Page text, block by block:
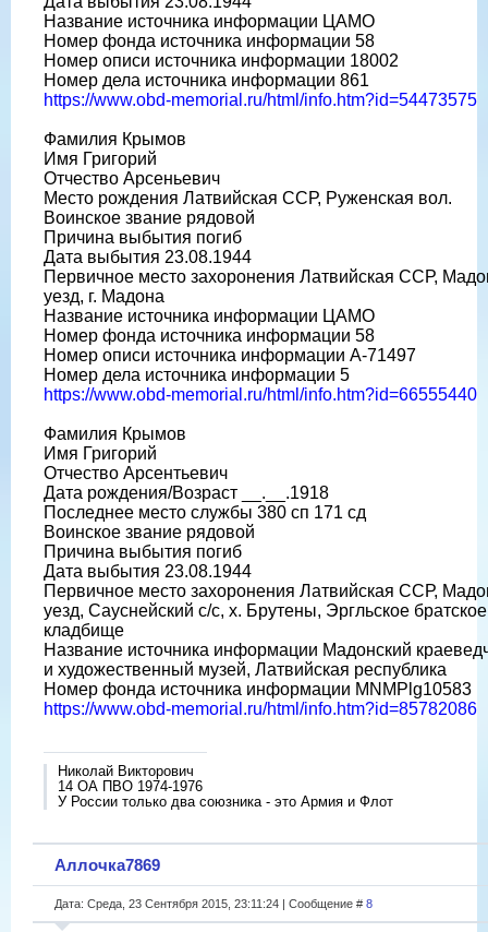
Название источника информации ЦАМО
Номер фонда источника информации 58
Номер описи источника информации 18002
Номер дела источника информации 861
https://www.obd-memorial.ru/html/info.htm?id=54473575
Фамилия Крымов
Имя Григорий
Отчество Арсеньевич
Место рождения Латвийская ССР, Руженская вол.
Воинское звание рядовой
Причина выбытия погиб
Дата выбытия 23.08.1944
Первичное место захоронения Латвийская ССР,
уезд, г. Мадона
Название источника информации ЦАМО
Номер фонда источника информации 58
Номер описи источника информации А-71497
Номер дела источника информации 5
https://www.obd-memorial.ru/html/info.htm?id=66555440
Фамилия Крымов
Имя Григорий
Отчество Арсентьевич
Дата рождения/Возраст __.__.1918
Последнее место службы 380 сп 171 сд
Воинское звание рядовой
Причина выбытия погиб
Дата выбытия 23.08.1944
Первичное место захоронения Латвийская ССР,
уезд, Сауснейский с/с, х. Брутены, Эргльское братское
кладбище
Название источника информации Мадонский
и художественный музей, Латвийская республика
Номер фонда источника информации МNMPlg10583
https://www.obd-memorial.ru/html/info.htm?id=85782086
Николай Викторович
14 ОА ПВО 1974-1976
У России только два союзника - это Армия и Флот
Аллочка7869
Дата: Среда, 23 Сентября 2015, 23:11:24 | Сообщение # 8